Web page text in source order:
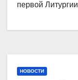
первой
НОВОСТИ